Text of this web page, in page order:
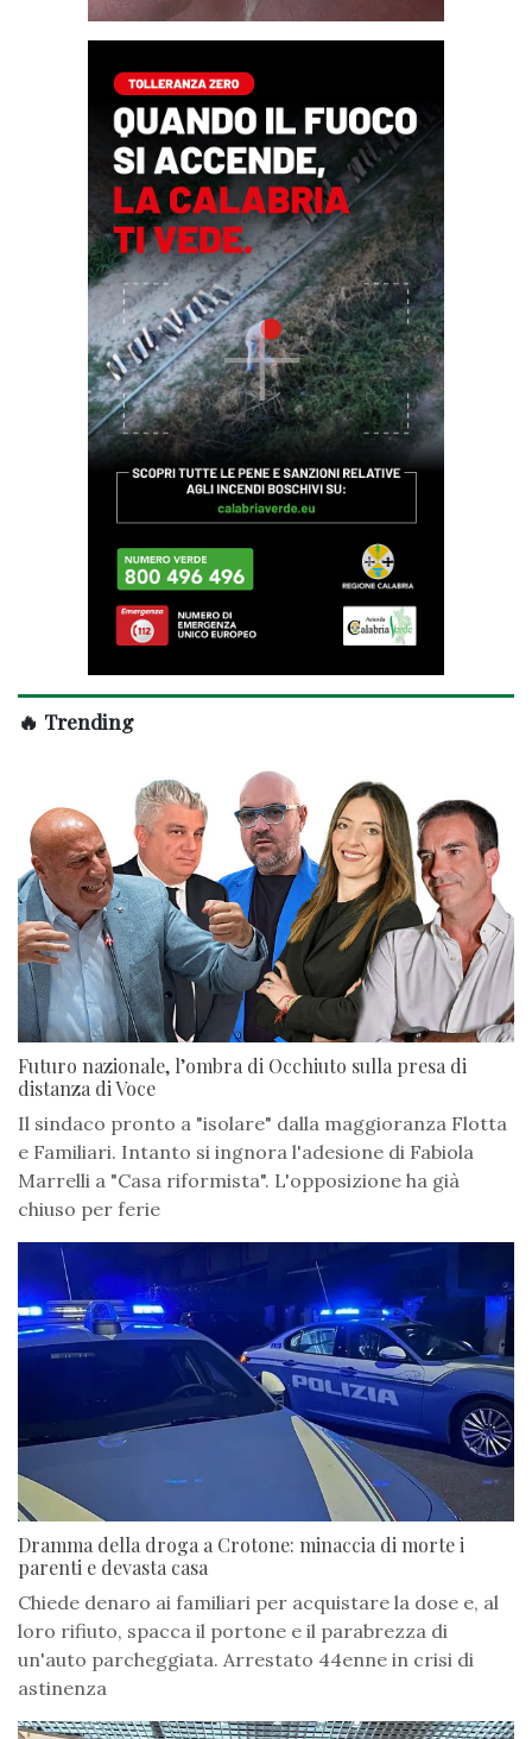
🔥 Trending
Futuro nazionale, l’ombra di Occhiuto sulla presa di
distanza di Voce
Il sindaco pronto a "isolare" dalla maggioranza Flotta
e Familiari. Intanto si ingnora l'adesione di Fabiola
Marrelli a "Casa riformista". L'opposizione ha già
chiuso per ferie
Dramma della droga a Crotone: minaccia di morte i
parenti e devasta casa
Chiede denaro ai familiari per acquistare la dose e, al
loro rifiuto, spacca il portone e il parabrezza di
un'auto parcheggiata. Arrestato 44enne in crisi di
astinenza